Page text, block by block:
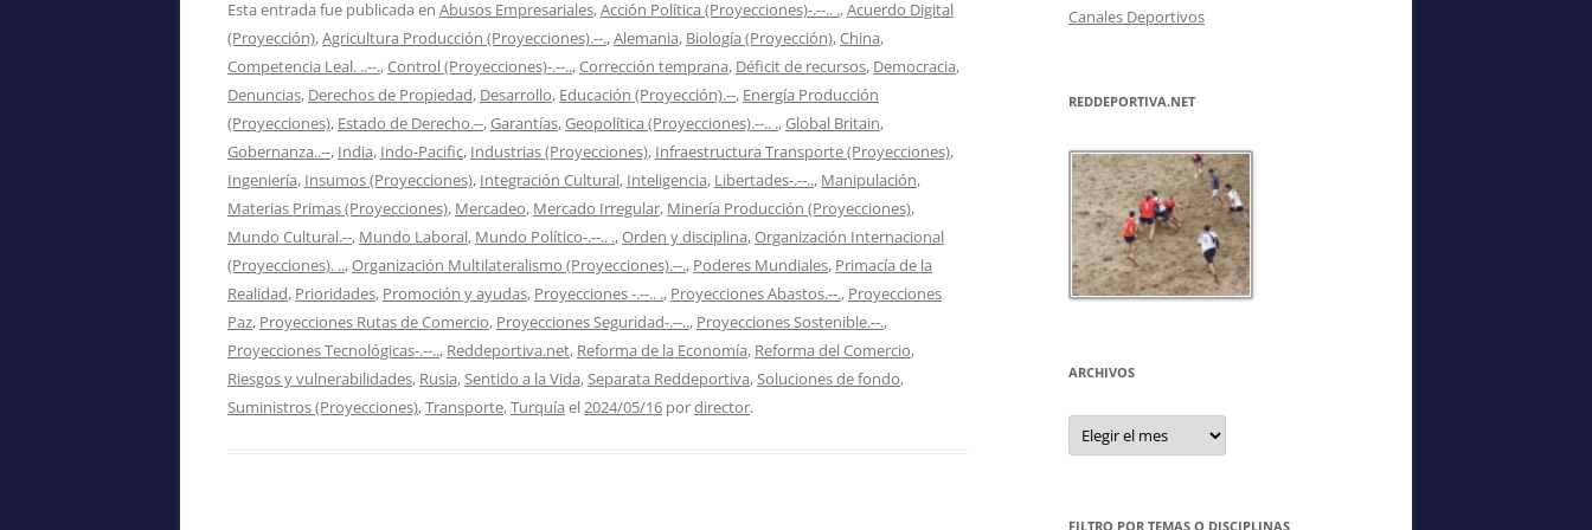
Esta entrada fue publicada en Abusos Empresariales,Acción Política (Proyecciones)-.--.. .,Acuerdo Digital
(Proyección),Agricultura Producción (Proyecciones).--.,Alemania, Biología (Proyección),China,
Competencia Leal. ..--.,Control (Proyecciones)-.--..,Corrección temprana, Déficit de recursos, Democracia,
Denuncias, Derechos de Propiedad, Desarrollo, Educación (Proyección).--, Energía Producción
(Proyecciones), Estado de Derecho.--,Garantías,Geopolítica (Proyecciones).--.. .,Global Britain,
Gobernanza..--, India, Indo-Pacific, Industrias (Proyecciones), Infraestructura Transporte (Proyecciones),
Ingeniería, Insumos (Proyecciones), Integración Cultural, Inteligencia, Libertades-.--.., Manipulación,
Materias Primas (Proyecciones), Mercadeo, Mercado Irregular, Minería Producción (Proyecciones),
Mundo Cultural.--, Mundo Laboral, Mundo Político-.--.. .,Orden y disciplina,Organización Internacional
(Proyecciones). ..,Organización Multilateralismo (Proyecciones).--., Poderes Mundiales, Primacía de la
Realidad, Prioridades, Promoción y ayudas, Proyecciones -.--.. ., Proyecciones Abastos.--., Proyecciones
Paz, Proyecciones Rutas de Comercio, Proyecciones Seguridad-.--.., Proyecciones Sostenible.--.,
Proyecciones Tecnológicas-.--.., Reddeportiva.net, Reforma de la Economía, Reforma del Comercio,
Riesgos y vulnerabilidades, Rusia,Sentido a la Vida,Separata Reddeportiva,Soluciones de fondo,
Suministros (Proyecciones),Transporte,Turquía el2024/05/16 pordirector.
Canales Deportivos
REDDEPORTIVA.NET
ARCHIVOS
Archivos
FILTRO POR TEMAS O DISCIPLINAS